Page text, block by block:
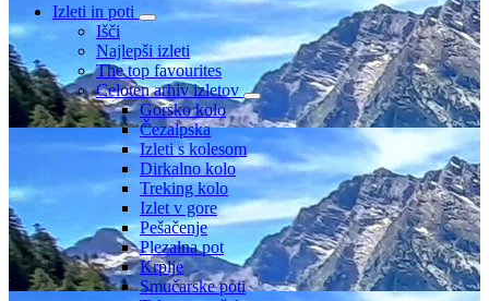
Izleti in poti
Išči
Najlepši izleti
The top favourites
Celoten arhiv izletov
Gorsko kolo
Čezalpska
Izleti s kolesom
Dirkalno kolo
Treking kolo
Izlet v gore
Pešačenje
Plezalna pot
Krplje
Smučarske poti